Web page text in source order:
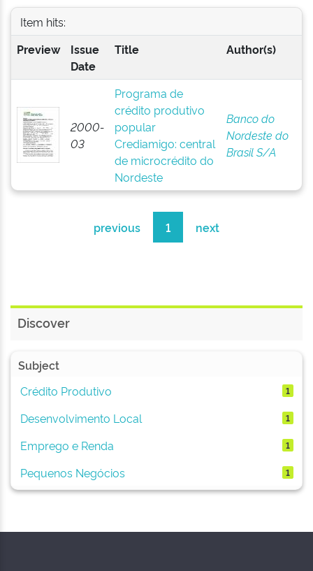
Item hits:
Preview
Issue
Date
Title Author(s)
2000-
03
Programa de
crédito produtivo
popular
Crediamigo: central
de microcrédito do
Nordeste
Banco do
Nordeste do
Brasil S/A
previous 1 next
Discover
Subject
Crédito Produtivo
1
Desenvolvimento Local 1
Emprego e Renda 1
Pequenos Negócios 1